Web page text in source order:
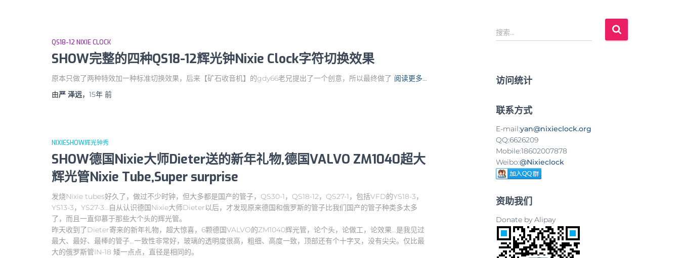
QS18-12 NIXIE CLOCK
SHOW完整的四种QS18-12辉光钟Nixie Clock字符切换效果
原本只做了两种特效加一种标准切换效果，后来【矿石收音机】的gdy66老兄提出了一个创意，所以最终做了 阅读更多…
由严 泽远， 15年 前
NIXIESHOW辉光钟秀
SHOW德国Nixie大师Dieter送的新年礼物,德国VALVO ZM1040超大
辉光管Nixie Tube,Super surprise
发烧Nixie tubes好久了，做过不少时钟，但大多都是国产的管子，QS30-1，QS18-12，QS27-1，包括VFD的YS18-3，
YS13-3，YS27-3…自从认识德国Nixie大师Dieter以后，才发现原来德国和俄罗斯的管子比我们国产的管子种类多太多
了，而且一直仰慕于那些大个头的辉光管。
昨天收到了Dieter寄来的新年礼物，超大惊喜，6颗德国VALVO的ZM1040辉光管，论个头，论做工，论效果…是我见过
最大、最好、最棒的管子…一致性非常好，玻璃的透明度很高，粗细、高度一致，顶部还有个十字叉，没有尖尖。仅比最
大的俄罗斯管IN-18 矮一点点，直径是相同的。
搜
索
搜索…
访问统计
联系方式
E-mail:yan@nixieclock.org
QQ:6626209
Mobile:18602007878
Weibo:@Nixieclock
资助我们
Donate by Alipay